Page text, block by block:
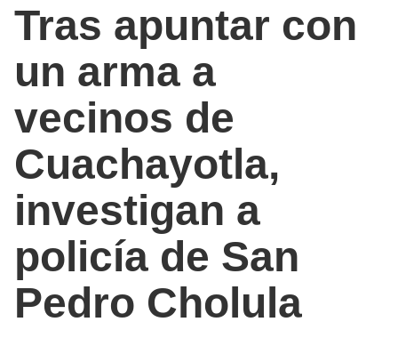
Tras apuntar con
un arma a
vecinos de
Cuachayotla,
investigan a
policía de San
Pedro Cholula